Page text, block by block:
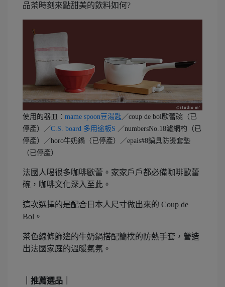
品茶時刻來點甜美的飲料如何?
使用的器皿： mame spoon豆湯匙 ／coup de bol歐蕾碗（已
停產）／C.S. board 多用途板S ／numbersNo.18濾網杓（已
停產）／horo牛奶鍋（已停產）／epais#8鍋具防燙套墊
（已停產）
法國人喝很多咖啡歐蕾。家家戶戶都必備咖啡歐蕾
碗，咖啡文化深入至此。
這次選擇的是配合日本人尺寸做出來的 Coup de
Bol。
茶色線條飾邊的牛奶鍋搭配簡樸的防熱手套，營造
出法國家庭的溫暖氣氛。
｜推薦選品｜